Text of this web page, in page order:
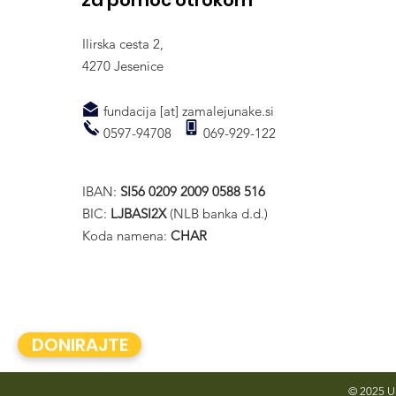
DONIRAJTE
Ilirska cesta 2,
4270 Jesenice
fundacija [at] zamalejunake.si
0597-94708 069-929-122
IBAN: SI56 0209 2009 0588 516
BIC: LJBASI2X (NLB banka d.d.)
Koda namena: CHAR
© 2025